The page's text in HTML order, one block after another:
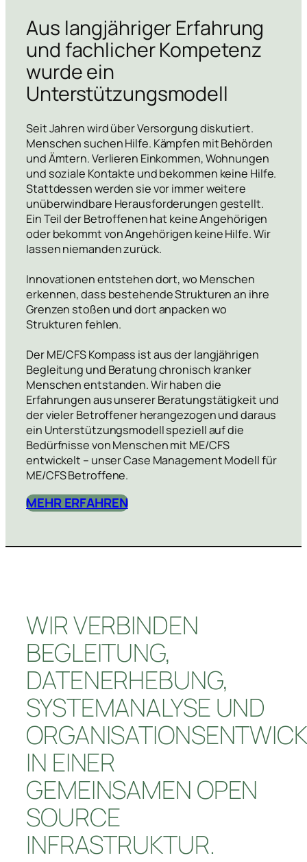
Aus langjähriger Erfahrung
und fachlicher Kompetenz
wurde ein
Unterstützungsmodell
Seit Jahren wird über Versorgung diskutiert.
Menschen suchen Hilfe. Kämpfen mit Behörden
und Ämtern. Verlieren Einkommen, Wohnungen
und soziale Kontakte und bekommen keine Hilfe.
Stattdessen werden sie vor immer weitere
unüberwindbare Herausforderungen gestellt.
Ein Teil der Betroffenen hat keine Angehörigen
oder bekommt von Angehörigen keine Hilfe. Wir
lassen niemanden zurück.
Innovationen entstehen dort, wo Menschen
erkennen, dass bestehende Strukturen an ihre
Grenzen stoßen und dort anpacken wo
Strukturen fehlen.
Der ME/CFS Kompass ist aus der langjährigen
Begleitung und Beratung chronisch kranker
Menschen entstanden. Wir haben die
Erfahrungen aus unserer Beratungstätigkeit und
der vieler Betroffener herangezogen und daraus
ein Unterstützungsmodell speziell auf die
Bedürfnisse von Menschen mit ME/CFS
entwickelt – unser Case Management Modell für
ME/CFS Betroffene.
MEHR ERFAHREN
WIR VERBINDEN
BEGLEITUNG,
DATENERHEBUNG,
SYSTEMANALYSE UND
IN EINER
GEMEINSAMEN OPEN
SOURCE
INFRASTRUKTUR.